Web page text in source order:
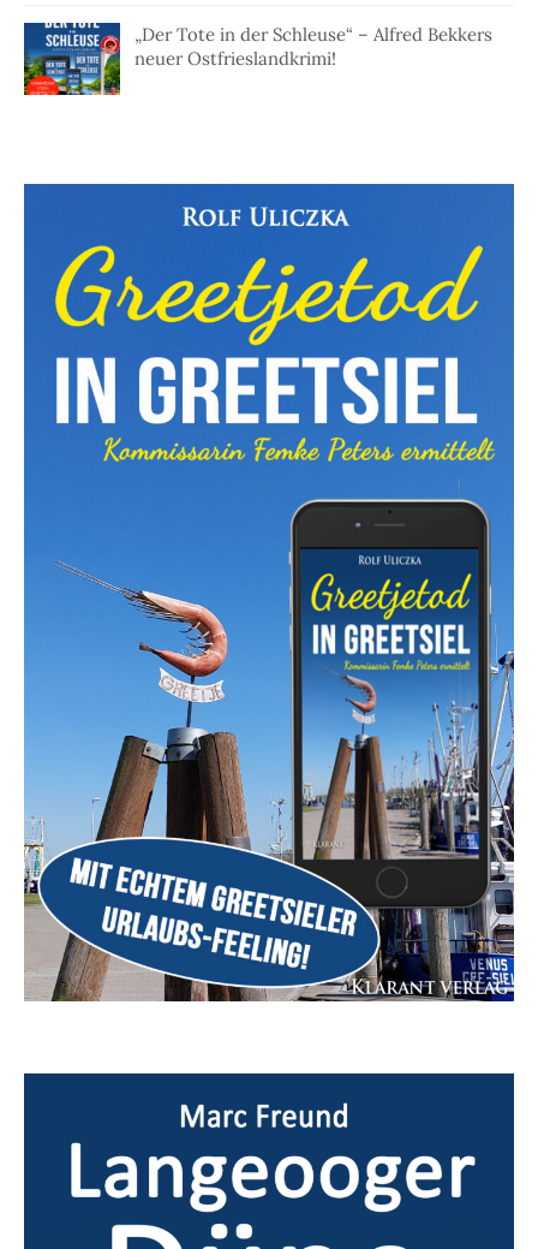
„Der Tote in der Schleuse“ – Alfred Bekkers
neuer Ostfrieslandkrimi!